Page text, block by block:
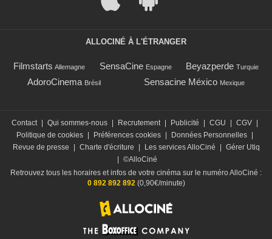
ALLOCINÉ À L'ÉTRANGER
Filmstarts Allemagne SensaCine Espagne Beyazperde Turquie
AdoroCinema Brésil Sensacine México Mexique
Contact Qui sommes-nous Recrutement Publicité CGU CGV
Politique de cookies
Préférences cookies Données Personnelles
Revue de presse
Charte d'écriture Les services AlloCiné
Gérer Utiq
©AlloCiné
Retrouvez tous les horaires et infos de votre cinéma sur le numéro AlloCiné :
0 892 892 892(0,90€/minute)